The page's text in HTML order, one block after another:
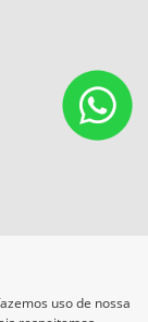
Ltda uso de nossa